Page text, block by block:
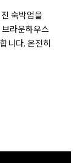
숙박업을
라운하우스
니다. 온전히